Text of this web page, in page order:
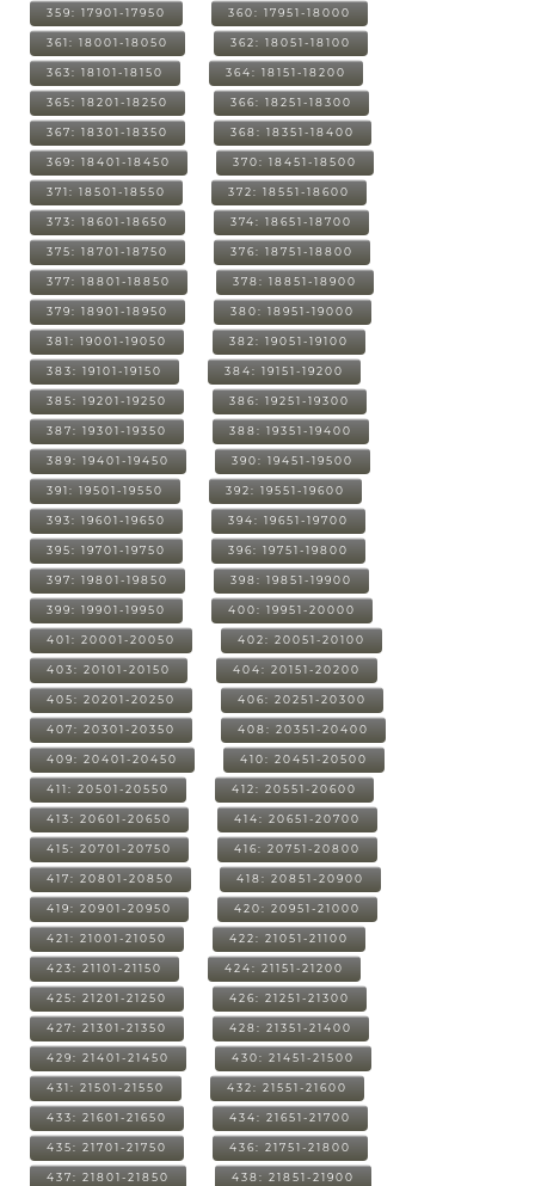
359: 17901-17950 360: 17951-18000
361: 18001-18050 362: 18051-18100
363: 18101-18150 364: 18151-18200
365: 18201-18250 366: 18251-18300
367: 18301-18350 368: 18351-18400
369: 18401-18450 370: 18451-18500
371: 18501-18550 372: 18551-18600
373: 18601-18650 374: 18651-18700
375: 18701-18750 376: 18751-18800
377: 18801-18850 378: 18851-18900
379: 18901-18950 380: 18951-19000
381: 19001-19050 382: 19051-19100
383: 19101-19150 384: 19151-19200
385: 19201-19250 386: 19251-19300
387: 19301-19350 388: 19351-19400
389: 19401-19450 390: 19451-19500
391: 19501-19550 392: 19551-19600
393: 19601-19650 394: 19651-19700
395: 19701-19750 396: 19751-19800
397: 19801-19850 398: 19851-19900
399: 19901-19950 400: 19951-20000
401: 20001-20050 402: 20051-20100
403: 20101-20150 404: 20151-20200
405: 20201-20250 406: 20251-20300
407: 20301-20350 408: 20351-20400
409: 20401-20450 410: 20451-20500
411: 20501-20550 412: 20551-20600
413: 20601-20650 414: 20651-20700
415: 20701-20750 416: 20751-20800
417: 20801-20850 418: 20851-20900
419: 20901-20950 420: 20951-21000
421: 21001-21050 422: 21051-21100
423: 21101-21150 424: 21151-21200
425: 21201-21250 426: 21251-21300
427: 21301-21350 428: 21351-21400
429: 21401-21450 430: 21451-21500
431: 21501-21550 432: 21551-21600
433: 21601-21650 434: 21651-21700
435: 21701-21750 436: 21751-21800
437: 21801-21850 438: 21851-21900